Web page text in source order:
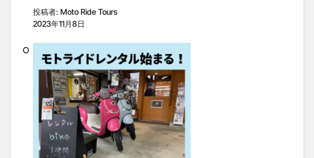
投稿者: Moto Ride Tours
2023年11月8日